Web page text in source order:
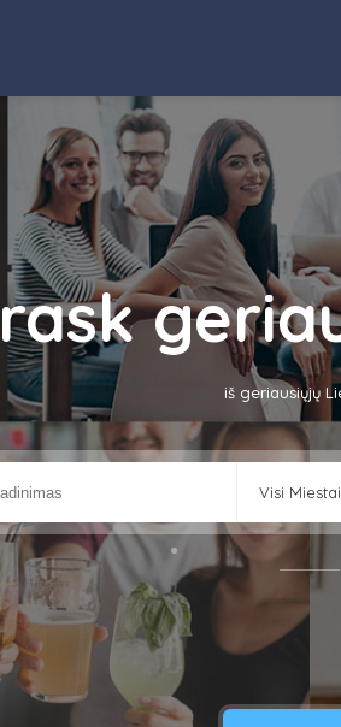
iš geriausiųjų
Visi Miestai